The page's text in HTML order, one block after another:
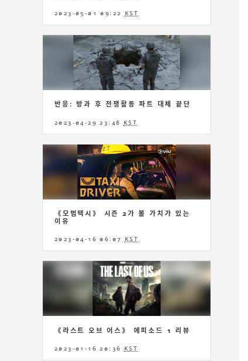
2023-05-01 09:22 KST
반응: 방과 후 전쟁활동 파트 대체 끝단
2023-04-29 23:48 KST
《모범택시》 시즌 2가 볼 가치가 있는
이유
2023-04-16 06:07 KST
《라스트 오브 어스》 에피소드 1 리뷰
2023-01-16 20:36 KST